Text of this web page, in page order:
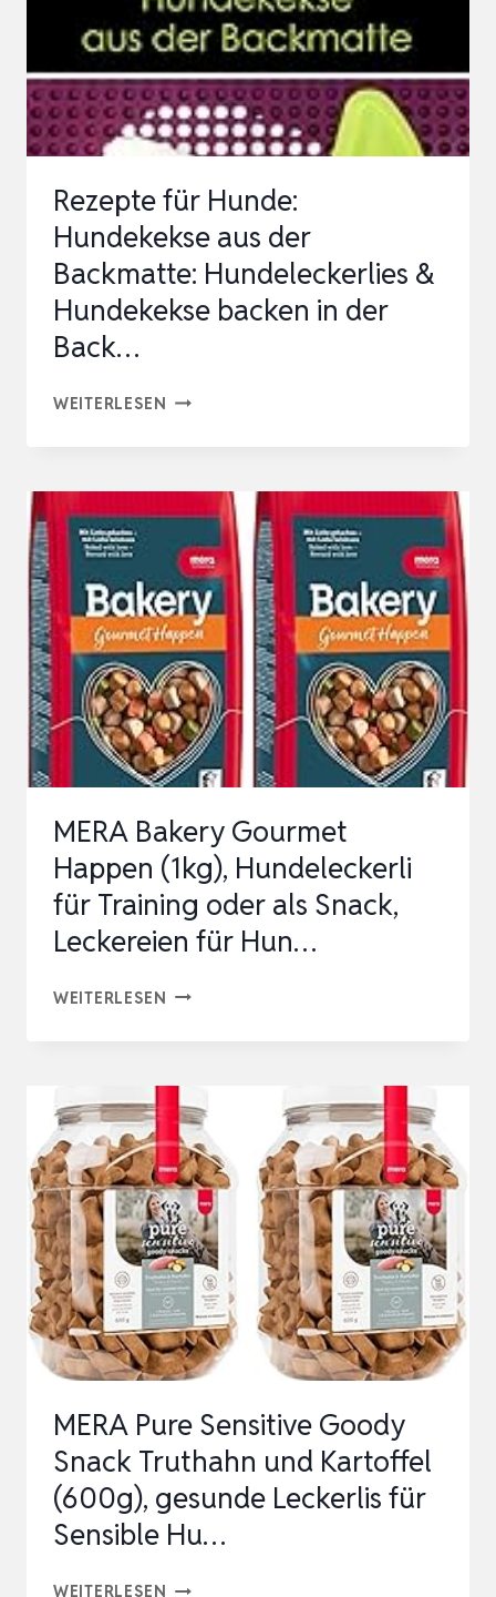
&
HUNDEKEKSE
BACKEN
IN
BACK…
Rezepte für Hunde:
Hundekekse aus der
Backmatte: Hundeleckerlies &
Hundekekse backen in der
Back…
WEITERLESEN REZEPTE
HUNDEKEKSE
DER
BACKMATTE:
HUNDELECKERLIES
&
HUNDEKEKSE
BACKEN
IN
BACK…
MERA Bakery Gourmet
Happen (1kg), Hundeleckerli
für Training oder als Snack,
Leckereien für Hun…
WEITERLESEN MERA
(1KG),
HUNDELECKERLI
FÜR
TRAINING
ODER
ALS
SNACK,
LECKEREIEN
HUN…
MERA Pure Sensitive Goody
Snack Truthahn und Kartoffel
(600g), gesunde Leckerlis für
Sensible Hu…
WEITERLESEN MERA